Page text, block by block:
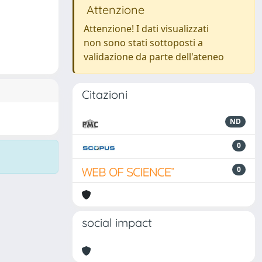
Attenzione
Attenzione! I dati visualizzati
non sono stati sottoposti a
validazione da parte dell'ateneo
Citazioni
ND
0
0
social impact